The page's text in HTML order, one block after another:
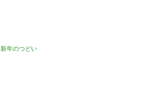
新年のつどい